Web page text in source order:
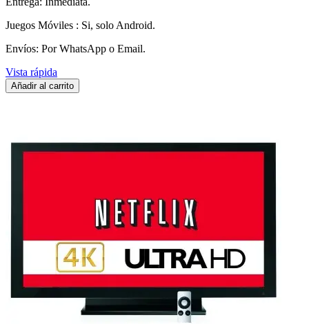
Juegos Móviles : Si, solo Android.
Envíos: Por WhatsApp o Email.
Vista rápida
Añadir al carrito